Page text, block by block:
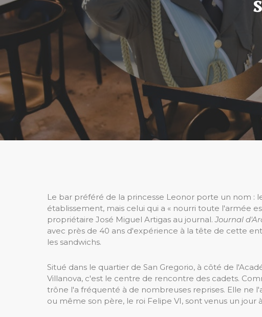
Le bar préféré de la princesse Leonor porte un nom :
établissement, mais celui qui a « nourri toute l'armée
propriétaire José Miguel Artigas au journal.Journal
avec près de 40 ans d'expérience à la tête de cette
les sandwichs.
Situé dans le quartier de San Gregorio, à côté de
Villanova, c'est le centre de rencontre des cadets.
trône l'a fréquenté à de nombreuses reprises. Elle ne
ou même son père, le roi Felipe VI, sont venus un jour